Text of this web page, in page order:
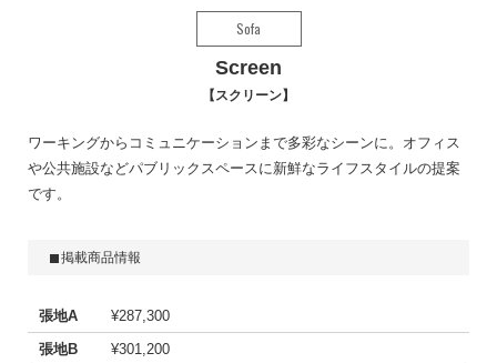
Sofa
Screen
スクリーン
ワーキングからコミュニケーションまで多彩なシーンに。オフィス
や公共施設などパブリックスペースに新鮮なライフスタイルの提案
です。
掲載商品情報
張地A
¥287,300
張地B
¥301,200